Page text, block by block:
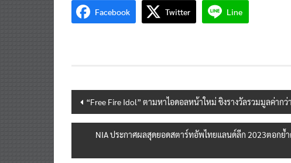
Facebook Twitter Line
Post
navigation
“Free Fire Idol” ตามหาไอดอลหน้าใหม่ ชิงรางวัลรวมมูลค่าก
NIA ประกาศผลสุดยอดสตาร์ทอัพไทยแลนด์ลีก 2023ตอกย้